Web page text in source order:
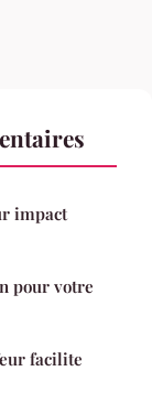
impact
pour votre
facilite